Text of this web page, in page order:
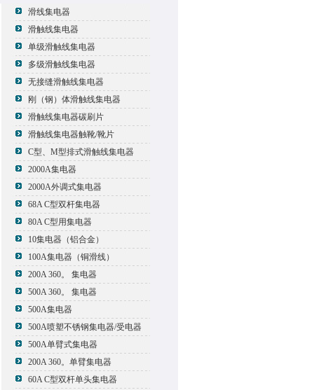
滑线集电器
滑触线集电器
单级滑触线集电器
多级滑触线集电器
无接缝滑触线集电器
刚（钢）体滑触线集电器
滑触线集电器碳刷片
滑触线集电器触靴/靴片
C型、M型排式滑触线集电器
2000A集电器
2000A外调式集电器
68A C型双杆集电器
80A C型用集电器
10集电器（铝合金）
100A集电器（铜滑线）
200A 360。 集电器
500A 360。 集电器
500A集电器
500A喷塑不锈钢集电器/受电器
500A单臂式集电器
200A 360。单臂集电器
60A C型双杆单头集电器